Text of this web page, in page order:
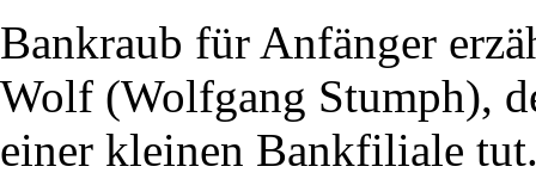
Bankraub für Anfänger
Wolf (Wolfgang Stumph),
einer kleinen Bankfiliale